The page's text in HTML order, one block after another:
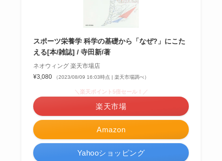
スポーツ栄養学 科学の基礎から「なぜ?」にこた
える[本/雑誌] / 寺田新/著
ネオウィング 楽天市場店
¥3,080
（2023/08/09 16:03時点 | 楽天市場調べ）
Amazon
＼楽天ポイント5倍セール！／
楽天市場
Yahooショッピング